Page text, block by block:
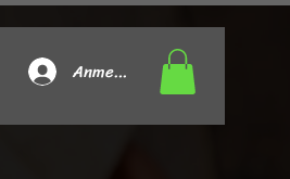
Anmelden